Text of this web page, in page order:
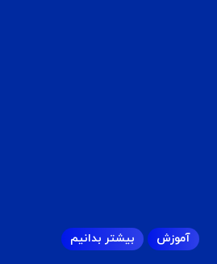
آموزش بیشتر بدانیم